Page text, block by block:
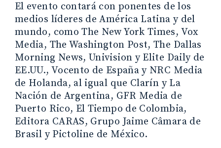
El evento contará con ponentes de los
medios líderes de América Latina y del
mundo, como The New York Times, Vox
Media, The Washington Post, The Dallas
Morning News, Univision y Elite Daily de
EE.UU., Vocento de España y NRC Media
de Holanda, al igual que Clarín y La
Nación de Argentina, GFR Media de
Puerto Rico, El Tiempo de Colombia,
Editora CARAS, Grupo Jaime Câmara de
Brasil y Pictoline de México.